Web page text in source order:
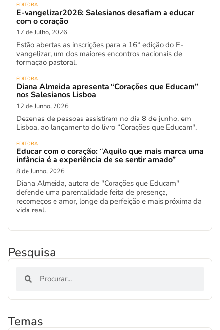
EDITORA
E-vangelizar2026: Salesianos desafiam a educar
com o coração
17 de Julho, 2026
Estão abertas as inscrições para a 16.ª edição do E-
vangelizar, um dos maiores encontros nacionais de
formação pastoral.
EDITORA
Diana Almeida apresenta “Corações que Educam”
nos Salesianos Lisboa
12 de Junho, 2026
Dezenas de pessoas assistiram no dia 8 de junho, em
Lisboa, ao lançamento do livro “Corações que Educam".
EDITORA
Educar com o coração: “Aquilo que mais marca uma
infância é a experiência de se sentir amado”
8 de Junho, 2026
Diana Almeida, autora de "Corações que Educam"
defende uma parentalidade feita de presença,
recomeços e amor, longe da perfeição e mais próxima da
vida real.
Pesquisa
Temas